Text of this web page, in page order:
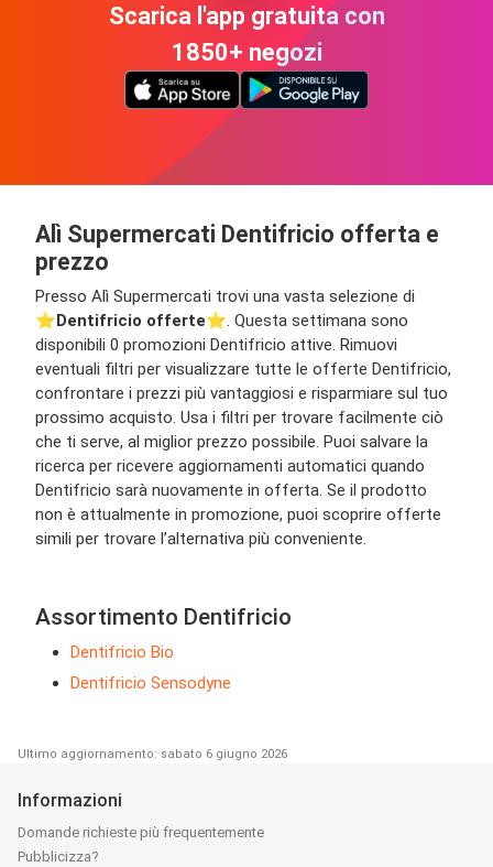
Scarica l'app gratuita con
1850+ negozi
Alì Supermercati Dentifricio offerta e
prezzo
Presso Alì Supermercati trovi una vasta selezione di
⭐️Dentifricio offerte⭐️. Questa settimana sono
disponibili 0 promozioni Dentifricio attive. Rimuovi
eventuali filtri per visualizzare tutte le offerte Dentifricio,
confrontare i prezzi più vantaggiosi e risparmiare sul tuo
prossimo acquisto. Usa i filtri per trovare facilmente ciò
che ti serve, al miglior prezzo possibile. Puoi salvare la
ricerca per ricevere aggiornamenti automatici quando
Dentifricio sarà nuovamente in offerta. Se il prodotto
non è attualmente in promozione, puoi scoprire offerte
simili per trovare l’alternativa più conveniente.
Assortimento Dentifricio
Dentifricio Bio
Dentifricio Sensodyne
Ultimo aggiornamento: sabato 6 giugno 2026
Informazioni
Domande richieste più frequentemente
Pubblicizza?